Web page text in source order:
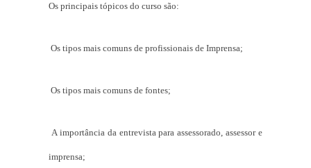
Os principais tópicos do curso são:
Os tipos mais comuns de profissionais de Imprensa;
Os tipos mais comuns de fontes;
A importância da entrevista para assessorado, assessor e
imprensa;